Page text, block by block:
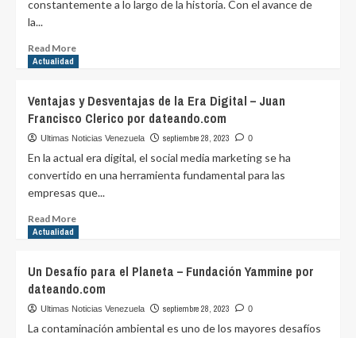
Miranda
campeones
del
Nacional
por
dateando.com
constantemente a lo largo de la historia. Con el avance de
la...
Read MoreRead
el
Futuro
–
Vinccler
dateando.com
Actualidad
Ventajas y Desventajas de la Era Digital – Juan
Francisco Clerico por dateando.com
Ultimas Noticias Venezuela septiembre 28, 2023 0
En la actual era digital, el social media marketing se ha
convertido en una herramienta fundamental para las
empresas que...
Read MoreRead
y
Desventajas
de
la
Actualidad
Un Desafío para el Planeta – Fundación Yammine por
dateando.com
Ultimas Noticias Venezuela septiembre 28, 2023 0
La contaminación ambiental es uno de los mayores desafíos